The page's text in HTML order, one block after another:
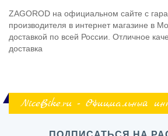
ZAGOROD на официальном сайте с
производителя в интернет магазине в
доставкой по всей России. Отличное
доставка
NiceBike.ru - Официальный